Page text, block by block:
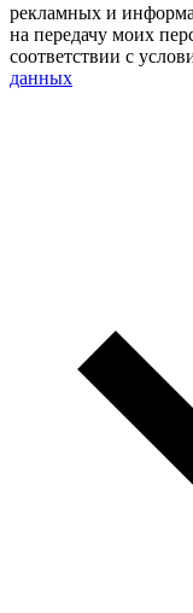
рекламных и
на передачу моих
соответствии с
данных